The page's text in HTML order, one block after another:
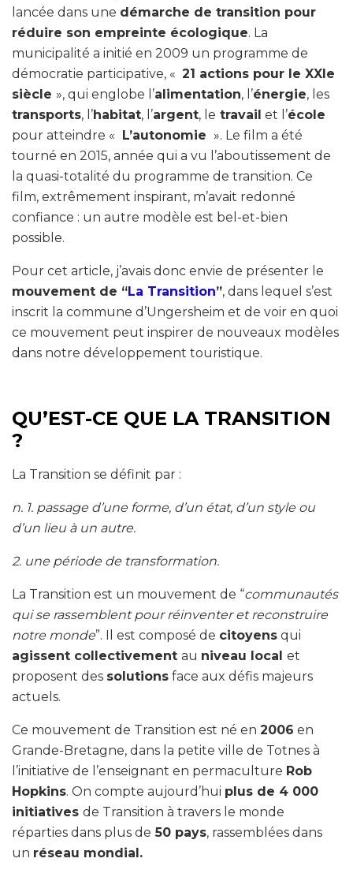
lancée dans une démarche de transition pour
réduire son empreinte écologique. La
municipalité a initié en 2009 un programme de
démocratie participative, « 21 actions pour le XXIe
siècle », qui englobe l’alimentation, l’énergie, les
transports, l’habitat, l’argent, le travail et l’école
pour atteindre « L’autonomie ». Le film a été
tourné en 2015, année qui a vu l’aboutissement de
la quasi-totalité du programme de transition. Ce
film, extrêmement inspirant, m’avait redonné
confiance : un autre modèle est bel-et-bien
possible.
Pour cet article, j’avais donc envie de présenter le
mouvement de “La Transition”, dans lequel s’est
inscrit la commune d’Ungersheim et de voir en quoi
ce mouvement peut inspirer de nouveaux modèles
dans notre développement touristique.
QU’EST-CE QUE LA TRANSITION
?
La Transition se définit par :
n. 1. passage d’une forme, d’un état, d’un style ou
d’un lieu à un autre.
2. une période de transformation.
La Transition est un mouvement de “communautés
qui se rassemblent pour réinventer et reconstruire
notre monde”. Il est composé de citoyens qui
agissent collectivement au niveau local et
proposent des solutions face aux défis majeurs
actuels.
Ce mouvement de Transition est né en 2006 en
Grande-Bretagne, dans la petite ville de Totnes à
l’initiative de l’enseignant en permaculture Rob
Hopkins. On compte aujourd’hui plus de 4 000
initiatives de Transition à travers le monde
réparties dans plus de 50 pays, rassemblées dans
un réseau mondial.